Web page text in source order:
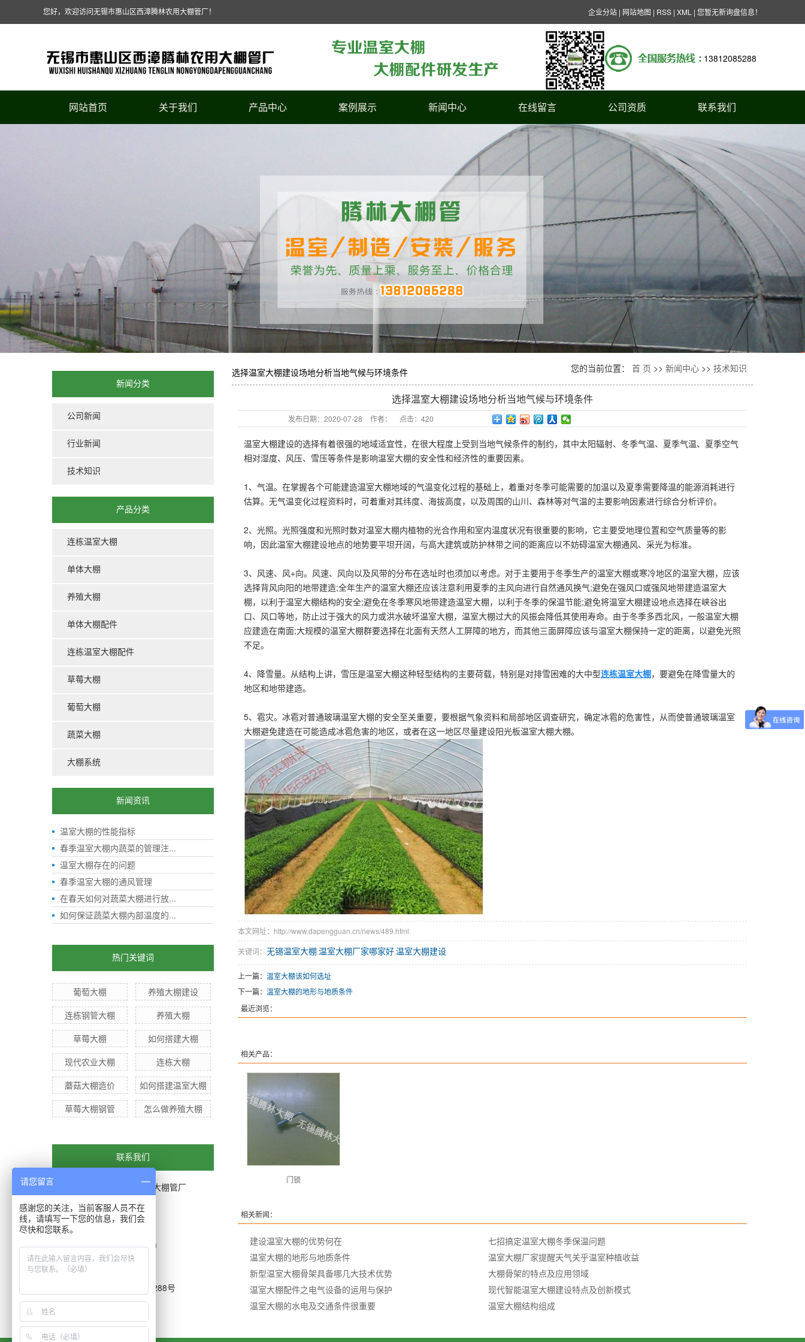
您好，欢迎访问无锡市惠山区西漳腾林农用大棚管厂！ 企业分站 | 网站地图 | RSS | XML | 您暂无新询盘信息！
13812085288
网站首页 关于我们 产品中心
养殖大棚
连栋温室大棚配件
草莓大棚
葡萄大棚
蔬菜大棚
案例展示 新闻中心
技术知识
在线留言 公司资质 联系我们
新闻分类
公司新闻
行业新闻
技术知识
产品分类
连栋温室大棚
单体大棚
养殖大棚
单体大棚配件
连栋温室大棚配件
草莓大棚
葡萄大棚
蔬菜大棚
大棚系统
新闻资讯
温室大棚的性能指标
春季温室大棚内蔬菜的管理注...
温室大棚存在的问题
春季温室大棚的通风管理
在春天如何对蔬菜大棚进行放...
如何保证蔬菜大棚内部温度的...
热门关键词
葡萄大棚
养殖大棚建设
连栋钢管大棚
养殖大棚
草莓大棚
如何搭建大棚
现代农业大棚
连栋大棚
蘑菇大棚造价
如何搭建温室大棚
草莓大棚钢管
怎么做养殖大棚
联系我们
无锡市惠山区西漳腾林农用大棚管厂
联系人：尤文林
电话：0510-83756628
手机：13812085288
邮箱：931620401@qq.com
传真：0510-83759628
网址：www.dapengguan.cn
地址：无锡市惠山区西昌路288号
选择温室大棚建设场地分析当地气候与环境条件 您的当前位置： 首 页 >> 新闻中心 >> 技术知识
选择温室大棚建设场地分析当地气候与环境条件
发布日期： 2020-07-28 作者： 点击： 420
温室大棚建设的选择有着很强的地域适宜性，在很大程度上受到当地气候条件的制约，其中太阳辐射、冬季气温、夏季气温、夏季空气
相对湿度、风压、雪压等条件是影响温室大棚的安全性和经济性的重要因素。
1、气温。在掌握各个可能建造温室大棚地域的气温变化过程的基础上，着重对冬季可能需要的加温以及夏季需要降温的能源消耗进行
估算。无气温变化过程资料时，可着重对其纬度、海拔高度，以及周围的山川、森林等对气温的主要影响因素进行综合分析评价。
2、光照。光照强度和光照时数对温室大棚内植物的光合作用和室内温度状况有很重要的影响，它主要受地理位置和空气质量等的影
响，因此温室大棚建设地点的地势要平坦开阔，与高大建筑或防护林带之间的距离应以不妨碍温室大棚通风、采光为标准。
3、风速、风+向。风速、风向以及风带的分布在选址时也须加以考虑。对于主要用于冬季生产的温室大棚或寒冷地区的温室大棚，应该
选择背风向阳的地带建造;全年生产的温室大棚还应该注意利用夏季的主风向进行自然通风换气;避免在强风口或强风地带建造温室大
棚，以利于温室大棚结构的安全;避免在冬季寒风地带建造温室大棚，以利于冬季的保温节能;避免将温室大棚建设地点选择在峡谷出
口、风口等地，防止过于强大的风力或洪水破坏温室大棚，温室大棚过大的风振会降低其使用寿命。由于冬季多西北风，一般温室大棚
应建造在南面;大规模的温室大棚群要选择在北面有天然人工屏障的地方，而其他三面屏障应该与温室大棚保持一定的距离，以避免光照
不足。
4、降雪量。从结构上讲，雪压是温室大棚这种轻型结构的主要荷载，特别是对排雪困难的大中型连栋温室大棚，要避免在降雪量大的
地区和地带建造。
5、雹灾。冰雹对普通玻璃温室大棚的安全至关重要，要根据气象资料和局部地区调查研究，确定冰雹的危害性，从而使普通玻璃温室
大棚避免建造在可能造成冰雹危害的地区，或者在这一地区尽量建设阳光板温室大棚大棚。
本文网址：http://www.dapengguan.cn/news/489.html
关键词： 无锡温室大棚 温室大棚厂家哪家好温室大棚建设
上一篇： 温室大棚该如何选址
下一篇： 温室大棚的地形与地质条件
最近浏览：
相关产品：
门锁
相关新闻：
建设温室大棚的优势何在
七招搞定温室大棚冬季保温问题
温室大棚的地形与地质条件
温室大棚厂家提醒天气关乎温室种植收益
新型温室大棚骨架具备哪几大技术优势
大棚骨架的特点及应用领域
温室大棚配件之电气设备的运用与保护
现代智能温室大棚建设特点及创新模式
温室大棚的水电及交通条件很重要
温室大棚结构组成
请您留言
感谢您的关注，当前客服人员不在
线，请填写一下您的信息，我们会
尽快和您联系。